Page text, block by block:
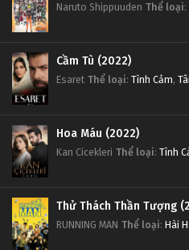
Naruto Shippuuden Thể loại:
Cầm Tù (2022)
Esaret Thể loại: Tình Cảm,
Hoa Máu (2022)
Kan Cicekleri Thể loại: Tình
Thử Thách Thần Tượng
RUNNING MAN Thể loại: Hài